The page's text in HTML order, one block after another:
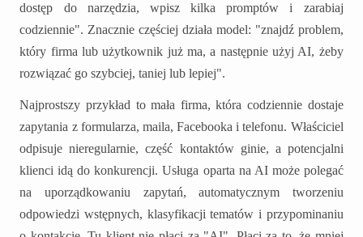
dostęp do narzędzia, wpisz kilka promptów i zarabiaj
codziennie". Znacznie częściej działa model: "znajdź problem,
który firma lub użytkownik już ma, a następnie użyj AI, żeby
rozwiązać go szybciej, taniej lub lepiej".
Najprostszy przykład to mała firma, która codziennie dostaje
zapytania z formularza, maila, Facebooka i telefonu. Właściciel
odpisuje nieregularnie, część kontaktów ginie, a potencjalni
klienci idą do konkurencji. Usługa oparta na AI może polegać
na uporządkowaniu zapytań, automatycznym tworzeniu
odpowiedzi wstępnych, klasyfikacji tematów i przypominaniu